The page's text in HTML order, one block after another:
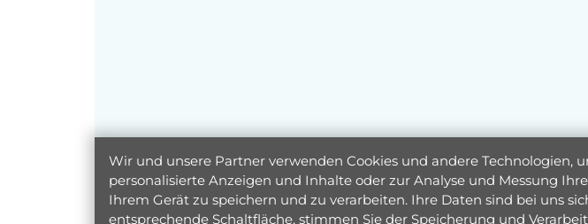
Wir und unsere Partner verwenden Cookies und andere Technologien,
personalisierte Anzeigen und Inhalte oder zur Analyse und Messung
Ihrem Gerät zu speichern und zu verarbeiten. Ihre Daten sind bei uns
entsprechende Schaltfläche, stimmen Sie der Speicherung und